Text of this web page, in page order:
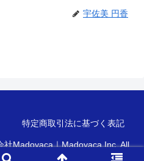
宇佐美 円香
特定商取引法に基づく表記
Madoyaca｜Madoyaca Inc. All